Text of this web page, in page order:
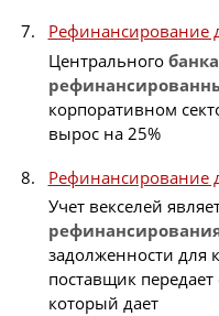
Рефинансирование
Центрального банка
корпоративном
вырос на 25%
Рефинансирование
Учет векселей
задолженности для
поставщик
который дает